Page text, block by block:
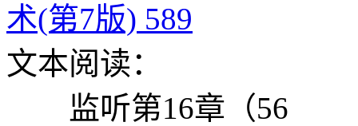
术(第7版) 589
文本阅读：
监听第16章（56